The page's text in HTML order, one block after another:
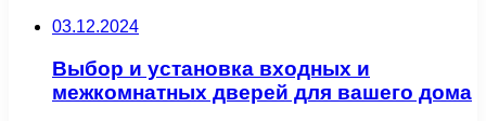
03.12.2024
Выбор и установка входных и
межкомнатных дверей для вашего дома